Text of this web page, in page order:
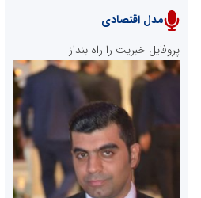
مدل اقتصادی
پروفایل خبریت را راه بنداز